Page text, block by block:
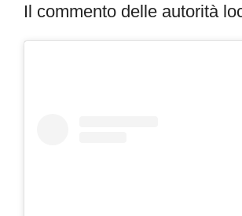
Il commento delle autorità